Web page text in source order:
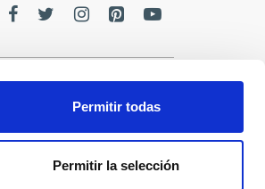
Permitir todas
Permitir la selección